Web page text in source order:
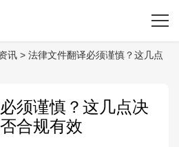
讯 > 法律文件翻译必须谨慎？这几点
须谨慎？这几点决
合规有效